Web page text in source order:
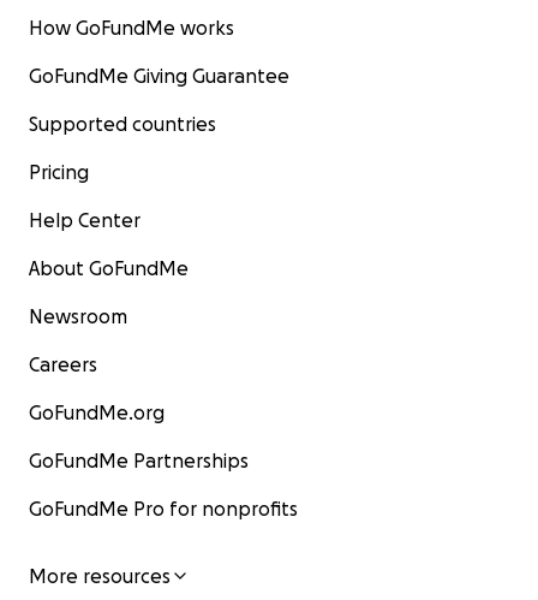
How GoFundMe works
GoFundMe Giving Guarantee
Supported countries
Pricing
Help Center
About GoFundMe
Newsroom
Careers
GoFundMe.org
GoFundMe Partnerships
GoFundMe Pro for nonprofits
More resources